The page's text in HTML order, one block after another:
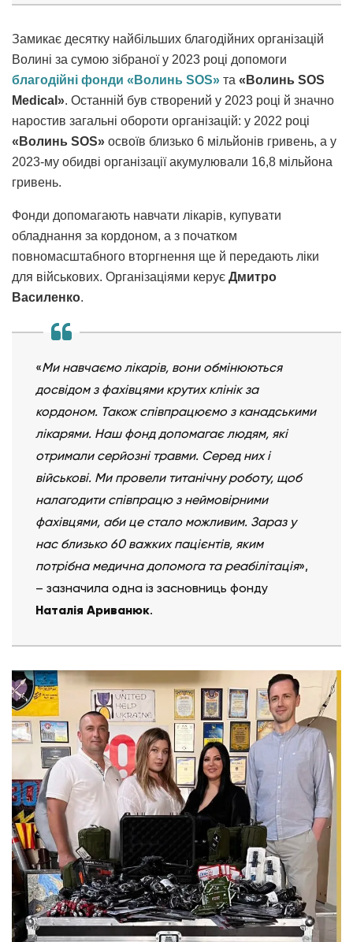
Замикає десятку найбільших благодійних організацій
Волині за сумою зібраної у 2023 році допомоги
благодійні фонди «Волинь SOS» та «Волинь SOS
Medical». Останній був створений у 2023 році й значно
наростив загальні обороти організацій: у 2022 році
«Волинь SOS» освоїв близько 6 мільйонів гривень, а у
2023-му обидві організації акумулювали 16,8 мільйона
гривень.
Фонди допомагають навчати лікарів, купувати
обладнання за кордоном, а з початком
повномасштабного вторгнення ще й передають ліки
для військових. Організаціями керує Дмитро
Василенко.
«Ми навчаємо лікарів, вони обмінюються
досвідом з фахівцями крутих клінік за
кордоном. Також співпрацюємо з канадськими
лікарями. Наш фонд допомагає людям, які
отримали серйозні травми. Серед них і
військові. Ми провели титанічну роботу, щоб
налагодити співпрацю з неймовірними
фахівцями, аби це стало можливим. Зараз у
нас близько 60 важких пацієнтів, яким
потрібна медична допомога та реабілітація»,
– зазначила одна із засновниць фонду
Наталія Ариванюк.